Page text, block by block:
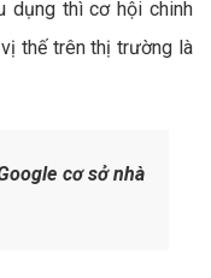
dụng thì cơ hội chinh
thế trên thị trường là
cơ sở nhà